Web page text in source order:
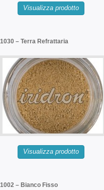
Visualizza prodotto
1030 – Terra Refrattaria
Visualizza prodotto
1002 – Bianco Fisso